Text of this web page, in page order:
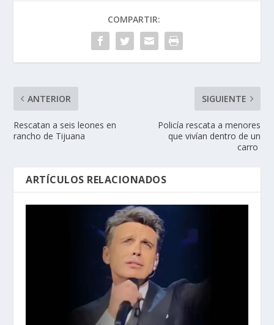
COMPARTIR:
ANTERIOR
Rescatan a seis leones en
rancho de Tijuana
SIGUIENTE
Policía rescata a menores
que vivían dentro de un
carro
ARTÍCULOS RELACIONADOS